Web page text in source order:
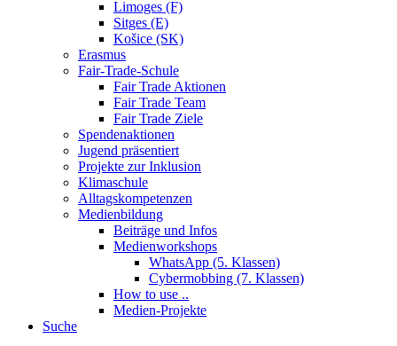
Limoges (F)
Sitges (E)
Košice (SK)
Erasmus
Fair-Trade-Schule
Fair Trade Aktionen
Fair Trade Team
Fair Trade Ziele
Spendenaktionen
Jugend präsentiert
Projekte zur Inklusion
Klimaschule
Alltagskompetenzen
Medienbildung
Beiträge und Infos
Medienworkshops
WhatsApp (5. Klassen)
Cybermobbing (7. Klassen)
How to use ..
Medien-Projekte
Suche